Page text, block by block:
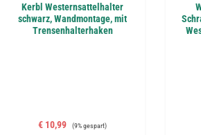
Kerbl Westernsattelhalter
schwarz, Wandmontage, mit
Trensenhalterhaken
Verkaufspreis:
€ 10,99 Regulärer Preis:
(9% gespart)